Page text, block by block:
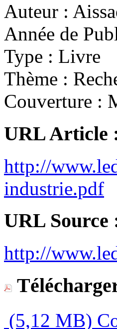
Auteur :
Année de
Type : Livre
Thème :
Couverture :
URL Article
http://
industrie.pdf
URL Source
http://
(5,12 MB)